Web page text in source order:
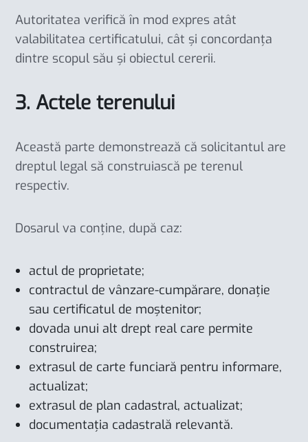
Autoritatea verifică în mod expres atât
valabilitatea certificatului, cât și concordanța
dintre scopul său și obiectul cererii.
3. Actele terenului
Această parte demonstrează că solicitantul are
dreptul legal să construiască pe terenul
respectiv.
Dosarul va conține, după caz:
actul de proprietate;
contractul de vânzare-cumpărare, donație
sau certificatul de moștenitor;
dovada unui alt drept real care permite
construirea;
extrasul de carte funciară pentru informare,
actualizat;
extrasul de plan cadastral, actualizat;
documentația cadastrală relevantă.